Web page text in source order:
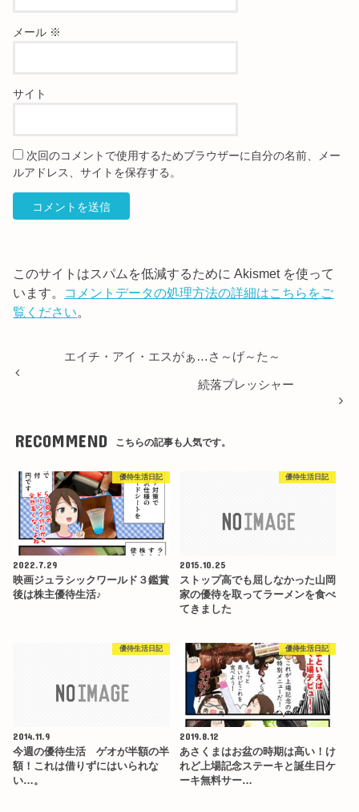
メール ※
サイト
次回のコメントで使用するためブラウザーに自分の名前、メー
ルアドレス、サイトを保存する。
このサイトはスパムを低減するために Akismet を使って
います。 コメントデータの処理方法の詳細はこちらをご
覧ください。
エイチ・アイ・エスがぁ…さ～げ～た～
続落プレッシャー
RECOMMEND こちらの記事も人気です。
優待生活日記
2022.7.29
映画ジュラシックワールド３鑑賞
後は株主優待生活♪
優待生活日記
2015.10.25
ストップ高でも屈しなかった山岡
家の優待を取ってラーメンを食べ
てきました
優待生活日記
2014.11.9
今週の優待生活 ゲオが半額の半
額！これは借りずにはいられな
い…。
優待生活日記
2019.8.12
あさくまはお盆の時期は高い！け
れど上場記念ステーキと誕生日ケ
ーキ無料サー…